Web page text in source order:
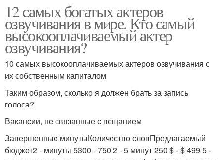
12 самых богатых актеров
озвучивания в мире. Кто самый
высокооплачиваемый актер
озвучивания?
10 самых высокооплачиваемых актеров озвучивания с
их собственным капиталом
Таким образом, сколько я должен брать за запись
голоса?
Вакансии, не связанные с вещанием
Завершенные минутыКоличество словПредлагаемый
бюджет2 - минуты 5300 - 750 2 - 5 минут 250 $ - $ 499 5 -